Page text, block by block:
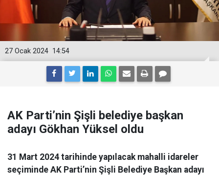
14:54
27 Ocak 2024
AK Parti’nin Şişli belediye başkan
adayı Gökhan Yüksel oldu
31 Mart 2024 tarihinde yapılacak mahalli idareler
seçiminde AK Parti’nin Şişli Belediye Başkan adayı